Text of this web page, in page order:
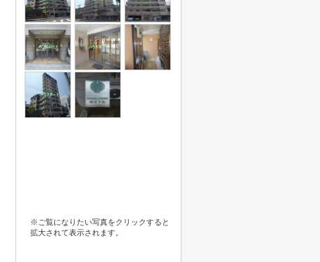
※ご覧になりたい写真をクリックすると
拡大されて表示されます。